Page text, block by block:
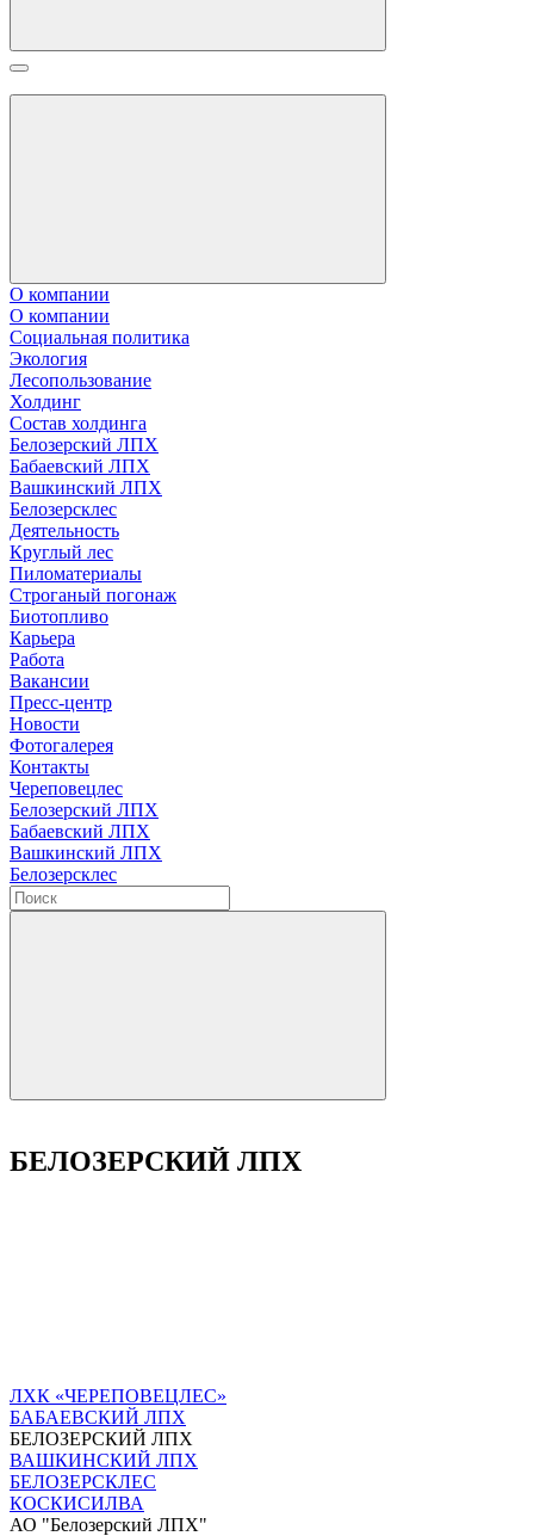
О компании
О компании
Социальная политика
Экология
Лесопользование
Холдинг
Состав холдинга
Белозерский ЛПХ
Бабаевский ЛПХ
Вашкинский ЛПХ
Белозерсклес
Деятельность
Круглый лес
Пиломатериалы
Строганый погонаж
Биотопливо
Карьера
Работа
Вакансии
Пресс-центр
Новости
Фотогалерея
Контакты
Череповецлес
Белозерский ЛПХ
Бабаевский ЛПХ
Вашкинский ЛПХ
Белозерсклес
БЕЛОЗЕРСКИЙ ЛПХ
ЛХК «ЧЕРЕПОВЕЦЛЕС»
БАБАЕВСКИЙ ЛПХ
БЕЛОЗЕРСКИЙ ЛПХ
ВАШКИНСКИЙ ЛПХ
БЕЛОЗЕРСКЛЕС
КОСКИСИЛВА
АО "Белозерский ЛПХ"